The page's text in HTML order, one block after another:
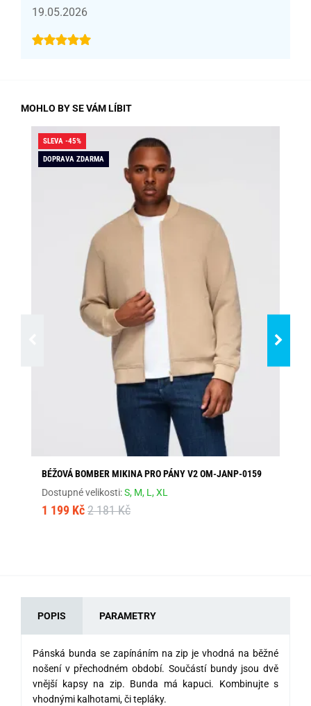
19.05.2026
MOHLO BY SE VÁM LÍBIT
SLEVA -45%
DOPRAVA ZDARMA
BÉŽOVÁ BOMBER MIKINA PRO PÁNY V2 OM-JANP-0159
Dostupné velikosti:S, M, L,XL
1 199 Kč 2 181 Kč
POPIS PARAMETRY
Pánská bunda se zapínáním na zip je vhodná na běžné
nošení v přechodném období. Součástí bundy jsou dvě
vnější kapsy na zip. Bunda má kapuci. Kombinujte s
vhodnými kalhotami, či tepláky.